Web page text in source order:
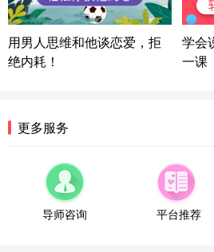
陕西-西安 139****6283
情感方案
浙江-宁波 150****8921
福建-厦门 159****4462
微信用户 凌乱小羊 通
用男人思维和他谈恋爱，拒
绝内耗！
学会
一课
更多服务
导师咨询 平台推荐